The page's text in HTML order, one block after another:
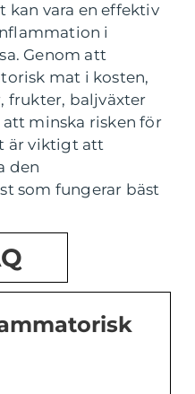
vara en effektiv
i
Genom att
mat i kosten,
frukter, baljväxter
minska risken för
är viktigt att
den
som fungerar bäst